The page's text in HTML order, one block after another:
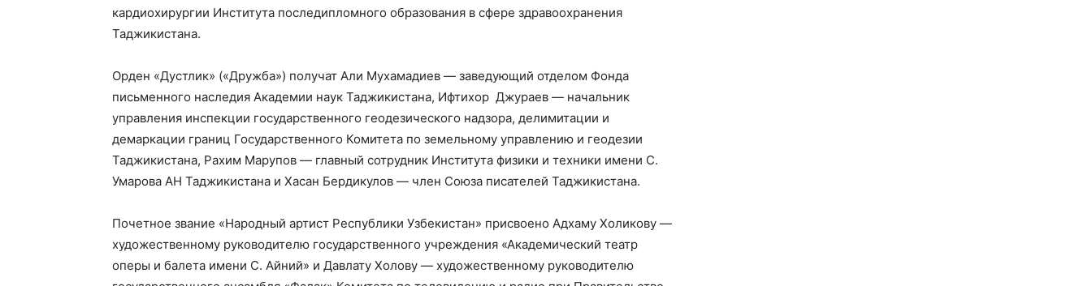
кардиохирургии Института последипломного образования в сфере здравоохранения
Таджикистана.
Орден «Дустлик» («Дружба») получат Али Мухамадиев — заведующий отделом Фонда
письменного наследия Академии наук Таджикистана, Ифтихор Джураев — начальник
управления инспекции государственного геодезического надзора, делимитации и
демаркации границ Государственного Комитета по земельному управлению и геодезии
Таджикистана, Рахим Марупов — главный сотрудник Института физики и техники имени С.
Умарова АН Таджикистана и Хасан Бердикулов — член Союза писателей Таджикистана.
Почетное звание «Народный артист Республики Узбекистан» присвоено Адхаму Холикову —
художественному руководителю государственного учреждения «Академический театр
оперы и балета имени С. Айний» и Давлату Холову — художественному руководителю